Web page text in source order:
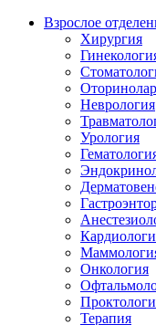
Взрослое
Хирургия
Неврология
Урология
Онкология
Терапия